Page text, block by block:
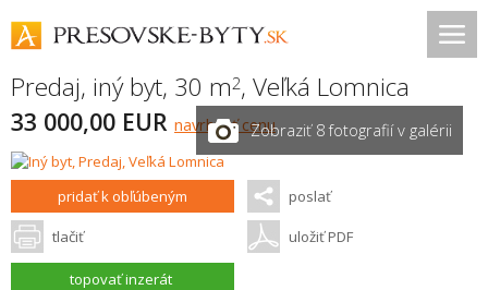
Predaj, iný byt, 30 m2, Veľká Lomnica
33 000,00 EUR navrhnúť cenuZobraziť 8 fotografií v galérii
pridať k obľúbeným poslať
tlačiť uložiť PDF
topovať inzerát